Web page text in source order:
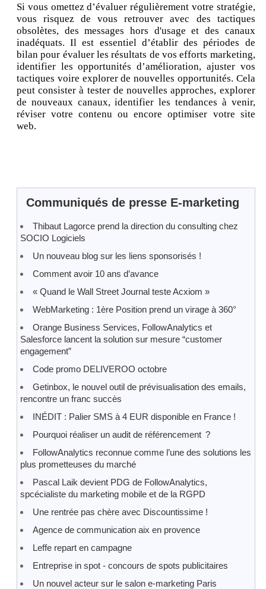
Si vous omettez d’évaluer régulièrement votre stratégie,
vous risquez de vous retrouver avec des tactiques
obsolètes, des messages hors d'usage et des canaux
inadéquats. Il est essentiel d’établir des périodes de
bilan pour évaluer les résultats de vos efforts marketing,
identifier les opportunités d’amélioration, ajuster vos
tactiques voire explorer de nouvelles opportunités. Cela
peut consister à tester de nouvelles approches, explorer
de nouveaux canaux, identifier les tendances à venir,
réviser votre contenu ou encore optimiser votre site
web.
Communiqués de presse E-marketing
Thibaut Lagorce prend la direction du consulting chez
SOCIO Logiciels
Un nouveau blog sur les liens sponsorisés !
Comment avoir 10 ans d’avance
« Quand le Wall Street Journal teste Acxiom »
WebMarketing : 1ère Position prend un virage à 360°
Orange Business Services, FollowAnalytics et
Salesforce lancent la solution sur mesure “customer
engagement”
Code promo DELIVEROO octobre
Getinbox, le nouvel outil de prévisualisation des emails,
rencontre un franc succès
INÉDIT : Palier SMS à 4 EUR disponible en France !
Pourquoi réaliser un audit de référencement ?
FollowAnalytics reconnue comme l’une des solutions les
plus prometteuses du marché
Pascal Laik devient PDG de FollowAnalytics,
spcécialiste du marketing mobile et de la RGPD
Une rentrée pas chère avec Discountissime !
Agence de communication aix en provence
Leffe repart en campagne
Entreprise in spot - concours de spots publicitaires
Un nouvel acteur sur le salon e-marketing Paris